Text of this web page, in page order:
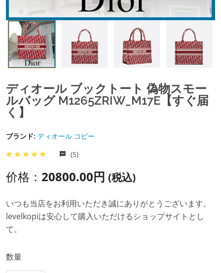
ディオール ブックトート 偽物スモー
ルバッグ M1265ZRIW_M17E【すぐ届
く】
ブランド: ディオール コピー
(5)
价格： 20800.00円 (税込)
いつも当店をお利用いただき誠にありがとうございます。
levelkopiは安心して購入いただけるショップサイトとし
て。
数量